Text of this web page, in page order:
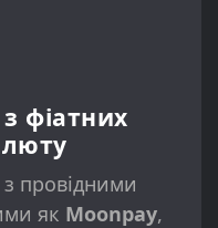
фіатних
провідними
як Moonpay,